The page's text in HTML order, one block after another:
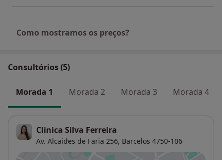
Como mostramos os preços?
Consultórios (5)
Morada 1 Morada 2 Morada 3 Morada 4
Clinica Silva Ferreira
Av. Alcaides de Faria 256, Barcelos 4750-106